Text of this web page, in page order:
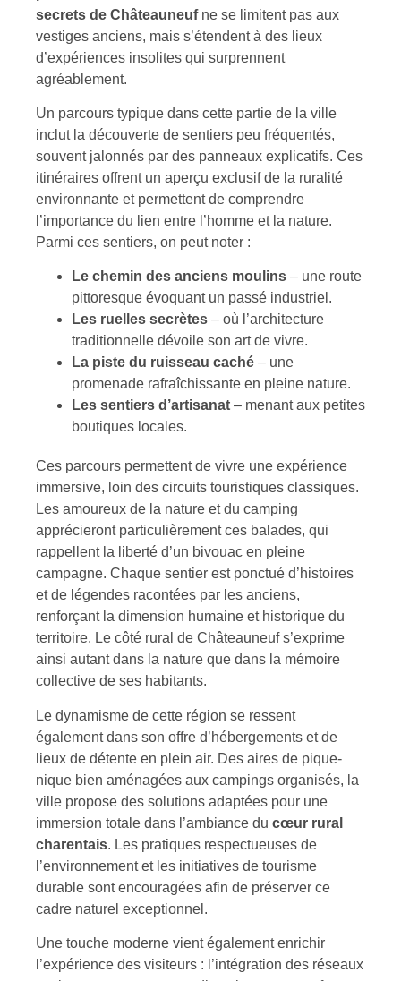
secrets de Châteauneufne se limitent pas aux
vestiges anciens, mais s’étendent à des lieux
d’expériences insolites qui surprennent
agréablement.
Un parcours typique dans cette partie de la ville
inclut la découverte de sentiers peu fréquentés,
souvent jalonnés par des panneaux explicatifs. Ces
itinéraires offrent un aperçu exclusif de la ruralité
environnante et permettent de comprendre
l’importance du lien entre l’homme et la nature.
Parmi ces sentiers, on peut noter :
Le chemin des anciens moulins – une route
pittoresque évoquant un passé industriel.
Les ruelles secrètes – où l’architecture
traditionnelle dévoile son art de vivre.
La piste du ruisseau caché – une
promenade rafraîchissante en pleine nature.
Les sentiers d’artisanat – menant aux petites
boutiques locales.
Ces parcours permettent de vivre une expérience
immersive, loin des circuits touristiques classiques.
Les amoureux de la nature et du camping
apprécieront particulièrement ces balades, qui
rappellent la liberté d’un bivouac en pleine
campagne. Chaque sentier est ponctué d’histoires
et de légendes racontées par les anciens,
renforçant la dimension humaine et historique du
territoire. Le côté rural de Châteauneuf s’exprime
ainsi autant dans la nature que dans la mémoire
collective de ses habitants.
Le dynamisme de cette région se ressent
également dans son offre d’hébergements et de
lieux de détente en plein air. Des aires de pique-
nique bien aménagées aux campings organisés, la
ville propose des solutions adaptées pour une
immersion totale dans l’ambiance du cœur rural
charentais. Les pratiques respectueuses de
l’environnement et les initiatives de tourisme
durable sont encouragées afin de préserver ce
cadre naturel exceptionnel.
Une touche moderne vient également enrichir
l’expérience des visiteurs : l’intégration des réseaux